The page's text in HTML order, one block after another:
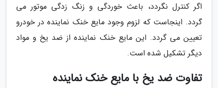
اگر کنترل نگردد، باعث خوردگی و زنگ زدگی موتور می
گردد. اینجاست که لزوم وجود مایع خنک نماینده در خودرو
تعیین می گردد. این مایع خنک نماینده از ضد یخ و مواد
دیگر تشکیل شده است.
تفاوت ضد یخ با مایع خنک نماینده